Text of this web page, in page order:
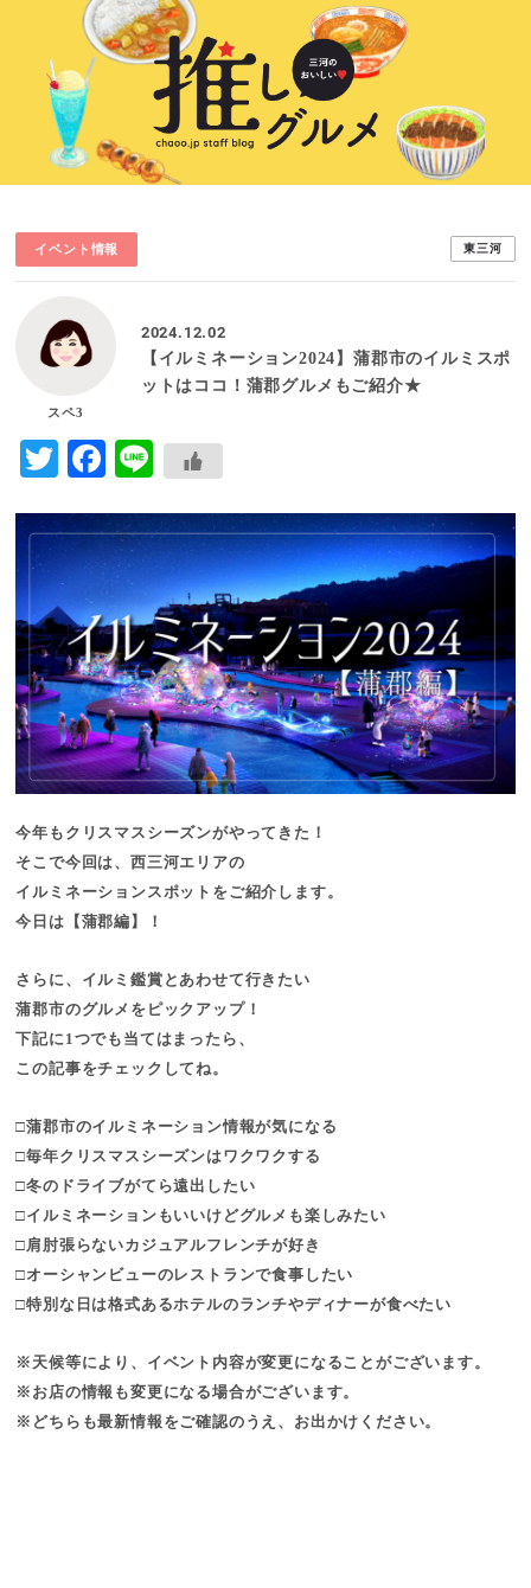
イベント情報 東三河
スペ3
2024.12.02
【イルミネーション2024】蒲郡市のイルミスポ
ットはココ！蒲郡グルメもご紹介★
Twitter
Facebook
Line
今年もクリスマスシーズンがやってきた！
そこで今回は、西三河エリアの
イルミネーションスポットをご紹介します。
今日は【蒲郡編】！
さらに、イルミ鑑賞とあわせて行きたい
蒲郡市のグルメをピックアップ！
下記に1つでも当てはまったら、
この記事をチェックしてね。
□蒲郡市のイルミネーション情報が気になる
□毎年クリスマスシーズンはワクワクする
□冬のドライブがてら遠出したい
□イルミネーションもいいけどグルメも楽しみたい
□肩肘張らないカジュアルフレンチが好き
□オーシャンビューのレストランで食事したい
□特別な日は格式あるホテルのランチやディナーが食べたい
※天候等により、イベント内容が変更になることがございます。
※お店の情報も変更になる場合がございます。
※どちらも最新情報をご確認のうえ、お出かけください。